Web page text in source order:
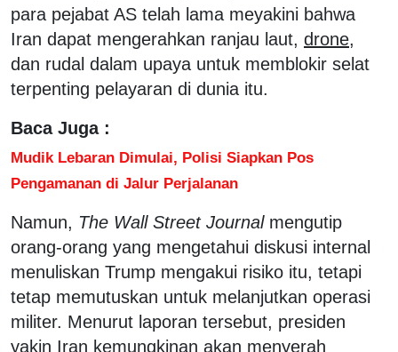
para pejabat AS telah lama meyakini bahwa
Iran dapat mengerahkan ranjau laut, drone,
dan rudal dalam upaya untuk memblokir selat
terpenting pelayaran di dunia itu.
Baca Juga :
Mudik Lebaran Dimulai, Polisi Siapkan Pos
Pengamanan di Jalur Perjalanan
Namun, The Wall Street Journalmengutip
orang-orang yang mengetahui diskusi internal
menuliskan Trump mengakui risiko itu, tetapi
tetap memutuskan untuk melanjutkan operasi
militer. Menurut laporan tersebut, presiden
yakin Iran kemungkinan akan menyerah